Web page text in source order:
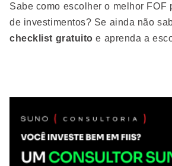
Sabe como escolher o melhor FOF
de investimentos? Se ainda não
checklist gratuito e aprenda a